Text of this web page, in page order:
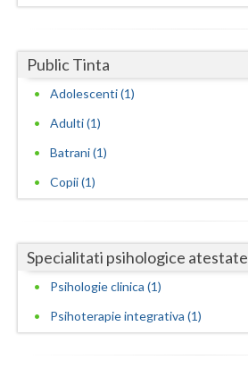
Ialomita
Ilfov
Maramures
Mehedinti
Mures
Olt
Prahova
Salaj
Public Tinta
Adolescenti (1)
Adulti (1)
Batrani (1)
Copii (1)
Specialitati psihologice atestate
Psihologie clinica (1)
Psihoterapie integrativa (1)